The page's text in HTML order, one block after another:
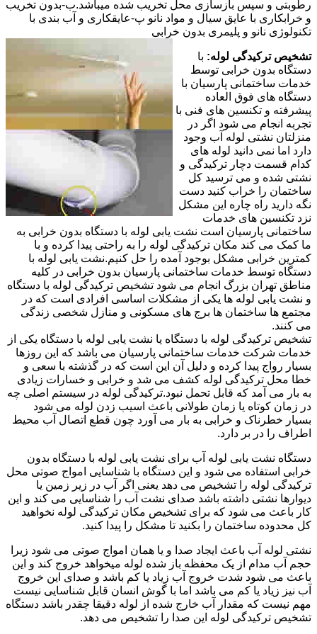
رطوبتی و سپس بازسازی محل تخریب شده میباشد.ب-بدون تخریب
و خرابکاری با عایق سیال و مواد نانو پ-عایقکاری و آب بندی با
تکنولوژی نانو و پلیمری بدون خرابی
تشخیص ترکیدگی لوله: با
دستگاه بدون خرابی توسط
خدمات ساختمانی پارسیان با
دستگاه های فوق العاده
پیشرفته و تکنسین های فنی با
تجربه انجام می شود اگر در
منزلتان نشتی لوله آب وجود
دارد اما نمی دانید لوله های
کدام قسمت دچار ترکیدگی و
نشتی شده و می ترسید کل
ساختمان را خراب کنید دست
نگه دارید راه چاره این مشکل
نزد تکنسین های خدمات
ساختمانی پارسیان است نشت یابی لوله با دستگاه بدون خرابی به
ما کمک می کند مکان ترکیدگی لوله را به راحتی پیدا کرده و با
کمترین خرابی مشکل بوجود آمده را حل کنیم.نشت یابی لوله با
دستگاه توسط خدمات ساختمانی پارسیان بدون خرابی در کلیه
مناطق تهران بزرگ انجام می شود تشخیص ترکیدگی لوله با دستگاه
و نشت یابی لوله ها یکی از مشکلات اساسی افرادی است که در
مجتمع ها ساختمان ها برج های مسکونی و منازل شخصی زندگی
می کنند.
تشخیص ترکیدگی لوله با دستگاه یا نشت یابی لوله با دستگاه یکی از
خدمات شرکت خدمات ساختمانی پارسیان می باشد که این روزها
بسیار رواج پیدا کرده و دلیل آن این است که در گذشته با سعی و
خطا محل ترکیدگی لوله کشف می شد و خرابی و خسارات زیادی
به بار می آمد که قابل تحمل نبود.ترکیدگی لوله در سیستم اصلی چه
در زمان کوتاه یا زمان طولانی باعث اسیب زدن لوله می شود
بسیار خطرناک و خرابی به بار می آورد چون قطع اتصال آب محیط
اطراف را در بر دارد.
دستگاه نشت یابی لوله آب برای نشت یابی لوله با دستگاه بدون
خرابی استفاده می شود و این دستگاه با شناسایی امواج صوتی محل
ترکیدگی لوله را تشخیص می دهد یعنی اگر آب در زیر زمین یا
دیوارها نشتی داشته باشد صدای نشت آب را شناسایی می کند و این
کار باعث می شود که برای تشخیص مکان ترکیدگی لوله نخواهید
کل محدوده ساختمان را بکنید تا مشکل را پیدا کنید.
نشتی لوله آب باعث ایجاد صدا و یا همان امواج صوتی می شود زیرا
حجم آب مدام از یک محفظه باز شده لوله میخواهد خروج کند و این
باعث می شود شدت خروج آب زیاد یا کم باشد و صدای این خروج
آب نیز زیاد یا کم می باشد اما با گوش انسان قابل شناسایی نیست
مهم نیست که مقدار آب خارج شده از لوله دقیقا چقدر باشد دستگاه
تشخیص ترکیدگی لوله این صدا را تشخیص می دهد.